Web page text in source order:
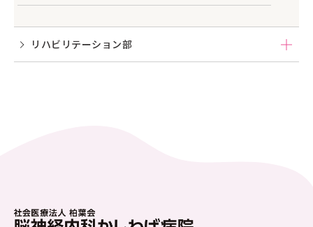
リハビリテーション部